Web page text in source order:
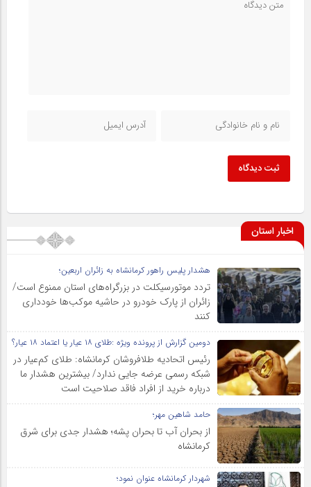
ثبت دیدگاه
اخبار استان
هشدار پلیس راهور کرمانشاه به زائران اربعین؛
تردد موتورسیکلت در بزرگراه‌های استان ممنوع است/
زائران از پارک خودرو در حاشیه موکب‌ها خودداری
کنند
دومین گزارش از پرونده ویژه :طلای ۱۸ عیار یا اعتماد ۱۸ عیار؟
رئیس اتحادیه طلافروشان کرمانشاه: طلای کم‌عیار در
شبکه رسمی عرضه جایی ندارد/ بیشترین هشدار ما
درباره خرید از افراد فاقد صلاحیت است
حامد شاهین مهر؛
از بحران آب تا بحران پشه؛ هشدار جدی برای شرق
کرمانشاه
شهردار کرمانشاه عنوان نمود؛